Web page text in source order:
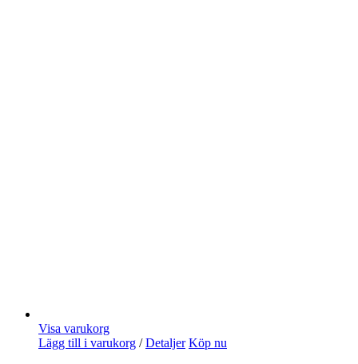
Visa varukorg
Lägg till i varukorg / Detaljer Köp nu